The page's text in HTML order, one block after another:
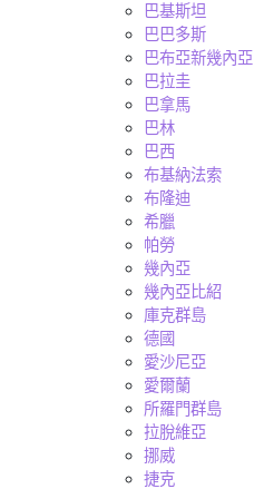
巴基斯坦
巴巴多斯
巴布亞新幾內亞
巴拉圭
巴拿馬
巴林
巴西
布基納法索
布隆迪
希臘
帕勞
幾內亞
幾內亞比紹
庫克群島
德國
愛沙尼亞
愛爾蘭
所羅門群島
拉脫維亞
挪威
捷克